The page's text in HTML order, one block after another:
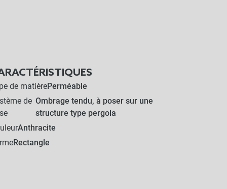
de matièrePerméable
de Ombrage tendu, à poser sur une
structure type pergola
Anthracite
Rectangle